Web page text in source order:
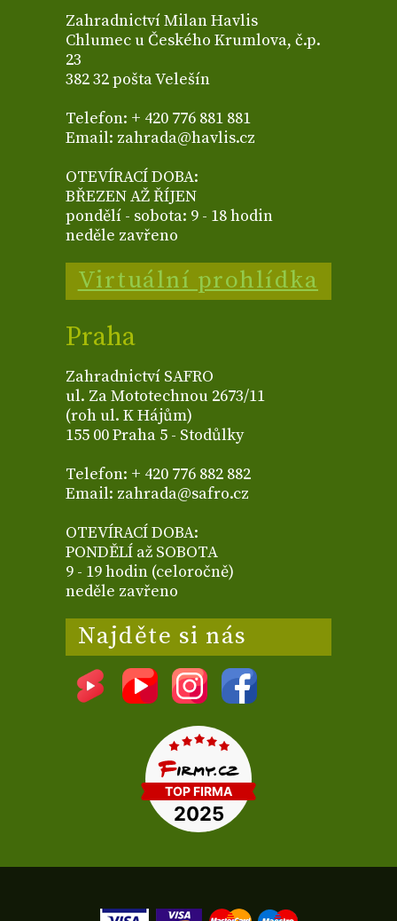
Zahradnictví Milan Havlis
Chlumec u Českého Krumlova, č.p.
23
382 32 pošta Velešín
Telefon: + 420 776 881 881
Email: zahrada@havlis.cz
OTEVÍRACÍ DOBA:
BŘEZEN AŽ ŘÍJEN
pondělí - sobota: 9 - 18 hodin
neděle zavřeno
Virtuální prohlídka
Praha
Zahradnictví SAFRO
ul. Za Mototechnou 2673/11
(roh ul. K Hájům)
155 00 Praha 5 - Stodůlky
Telefon: + 420 776 882 882
Email: zahrada@safro.cz
OTEVÍRACÍ DOBA:
PONDĚLÍ až SOBOTA
9 - 19 hodin (celoročně)
neděle zavřeno
Najděte si nás